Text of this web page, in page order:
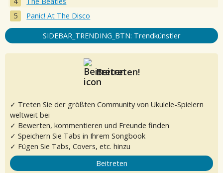
Panic! At The Disco
SIDEBAR_TRENDING_BTN: Trendkünstler
Beitreten!
✓ Treten Sie der größten Community von Ukulele-Spielern
weltweit bei
✓ Bewerten, kommentieren und Freunde finden
✓ Speichern Sie Tabs in Ihrem Songbook
✓ Fügen Sie Tabs, Covers, etc. hinzu
Beitreten